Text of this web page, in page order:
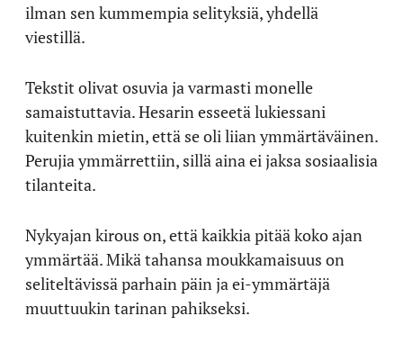
ilman sen kummempia selityksiä, yhdellä
viestillä.
Tekstit olivat osuvia ja varmasti monelle
samaistuttavia. Hesarin esseetä lukiessani
kuitenkin mietin, että se oli liian ymmärtäväinen.
Perujia ymmärrettiin, sillä aina ei jaksa sosiaalisia
tilanteita.
Nykyajan kirous on, että kaikkia pitää koko ajan
ymmärtää. Mikä tahansa moukkamaisuus on
seliteltävissä parhain päin ja ei-ymmärtäjä
muuttuukin tarinan pahikseksi.